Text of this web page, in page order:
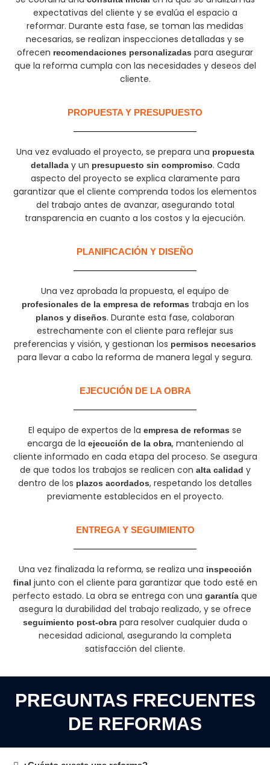
expectativas del cliente y se evalúa el espacio a
reformar. Durante esta fase, se toman las medidas
necesarias, se realizan inspecciones detalladas y se
ofrecen recomendaciones personalizadas para asegurar
que la reforma cumpla con las necesidades y deseos del
cliente.
PROPUESTA Y PRESUPUESTO
Una vez evaluado el proyecto, se prepara una propuesta
detalladay un presupuesto sin compromiso. Cada
aspecto del proyecto se explica claramente para
garantizar que el cliente comprenda todos los elementos
del trabajo antes de avanzar, asegurando total
transparencia en cuanto a los costos y la ejecución.
PLANIFICACIÓN Y DISEÑO
Una vez aprobada la propuesta, el equipo de
profesionales de la empresa de reformas trabaja en los
planos y diseños. Durante esta fase, colaboran
estrechamente con el cliente para reflejar sus
preferencias y visión, y gestionan los permisos necesarios
para llevar a cabo la reforma de manera legal y segura.
EJECUCIÓN DE LA OBRA
El equipo de expertos de la empresa de reformas se
encarga de la ejecución de la obra, manteniendo al
cliente informado en cada etapa del proceso. Se asegura
de que todos los trabajos se realicen con alta calidad y
dentro de los plazos acordados, respetando los detalles
previamente establecidos en el proyecto.
ENTREGA Y SEGUIMIENTO
Una vez finalizada la reforma, se realiza una inspección
final junto con el cliente para garantizar que todo esté en
perfecto estado. La obra se entrega con una garantía que
asegura la durabilidad del trabajo realizado, y se ofrece
seguimiento post-obrapara resolver cualquier duda o
necesidad adicional, asegurando la completa
satisfacción del cliente.
PREGUNTAS FRECUENTES
DE REFORMAS